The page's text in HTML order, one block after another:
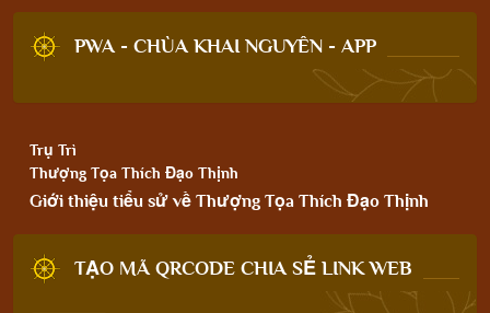
PWA - CHÙA KHAI NGUYÊN - APP
Trụ Trì
Thượng Tọa Thích Đạo Thịnh
Giới thiệu tiểu sử về Thượng Tọa Thích Đạo Thịnh
TẠO MÃ QRCODE CHIA SẺ LINK WEB